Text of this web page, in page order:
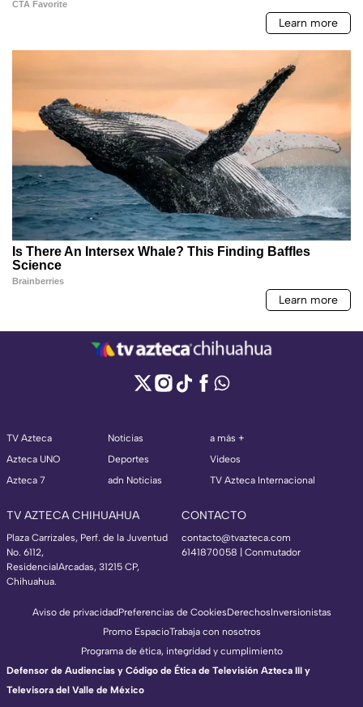
TV Azteca
Azteca UNO
Azteca 7
Noticias
Deportes
adn Noticias
a más +
Videos
TV Azteca Internacional
TV AZTECA CHIHUAHUA
Plaza Carrizales, Perf. de la Juventud
No. 6112,
ResidencialArcadas, 31215 CP,
Chihuahua.
CONTACTO
contacto@tvazteca.com
6141870058 | Conmutador
Aviso de privacidadPreferencias de CookiesDerechosInversionistas
Promo EspacioTrabaja con nosotros
Programa de ética, integridad y cumplimiento
Defensor de Audiencias y Código de Ética de Televisión Azteca III y
Televisora del Valle de México